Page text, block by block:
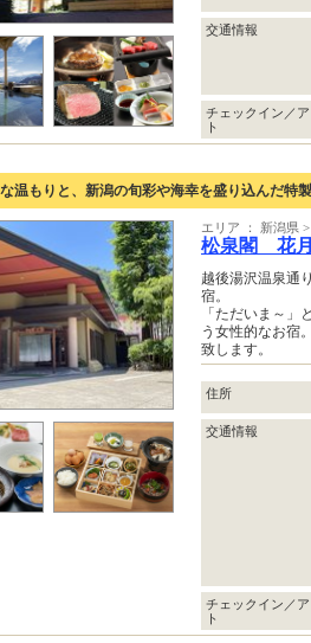
交通情報
チェックイン／
ト
温もりと、新潟の旬彩や海幸を盛り込んだ特
エリア ： 新潟県
松泉閣 花
越後湯沢温泉通
宿。
「ただいま～
う女性的なお宿
致します。
住所
交通情報
チェックイン／
ト